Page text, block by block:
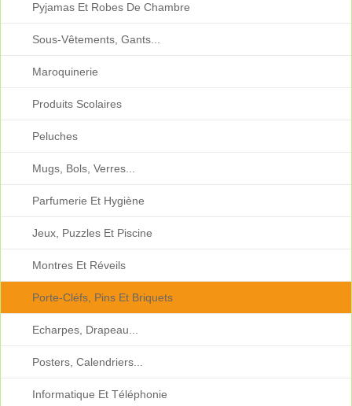
Pyjamas Et Robes De Chambre
Sous-Vêtements, Gants...
Maroquinerie
Produits Scolaires
Peluches
Mugs, Bols, Verres...
Parfumerie Et Hygiène
Jeux, Puzzles Et Piscine
Montres Et Réveils
Porte-Cléfs, Pins Et Briquets
Echarpes, Drapeau...
Posters, Calendriers...
Informatique Et Téléphonie